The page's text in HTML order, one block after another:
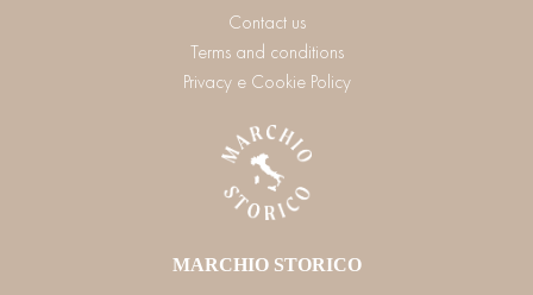
Contact us
Terms and conditions
Privacy e Cookie Policy
MARCHIO STORICO